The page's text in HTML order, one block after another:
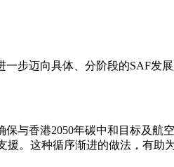
步迈向具体、分阶段的SAF发
与香港2050年碳中和目标及航
。这种循序渐进的做法，有助